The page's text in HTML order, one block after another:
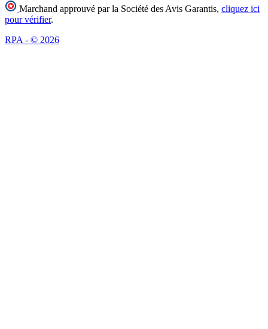
Marchand approuvé par la Société des Avis Garantis, cliquez ici
pour vérifier.
RPA - © 2026